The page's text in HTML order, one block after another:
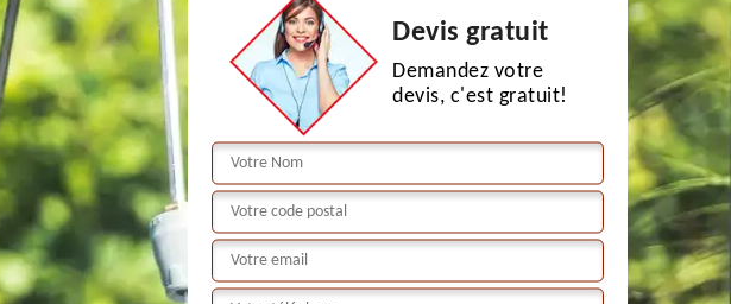
Devis gratuit
Demandez votre
devis, c'est gratuit!